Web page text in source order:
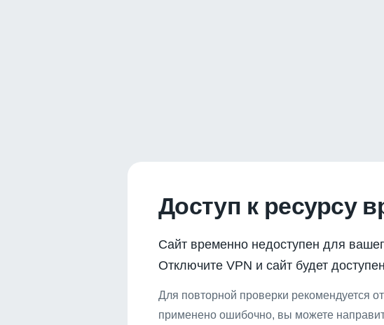
Доступ к ресурсу
Сайт временно недоступен для
Отключите VPN и сайт будет
Для повторной проверки рекомендуется
применено ошибочно, вы можете